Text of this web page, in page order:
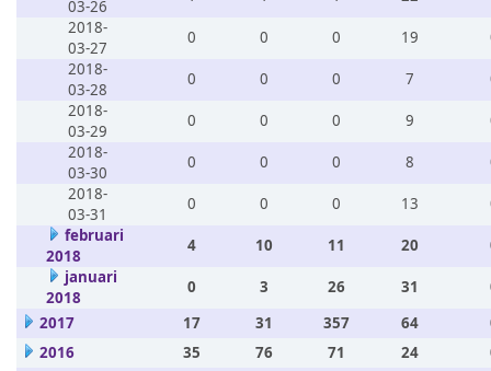
03-26
2018-
03-27
0 0 0 19
2018-
03-28
0 0 0 7
2018-
03-29
0 0 0 9
2018-
03-30
0 0 0 8
2018-
03-31
0 0 0 13
februari
2018
4 10 11 20
januari
2018
0 3 26 31
2017
17 31 357 64
2016
35 76 71 24